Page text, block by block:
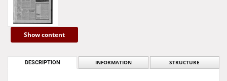
Show content
DESCRIPTION INFORMATION STRUCTURE